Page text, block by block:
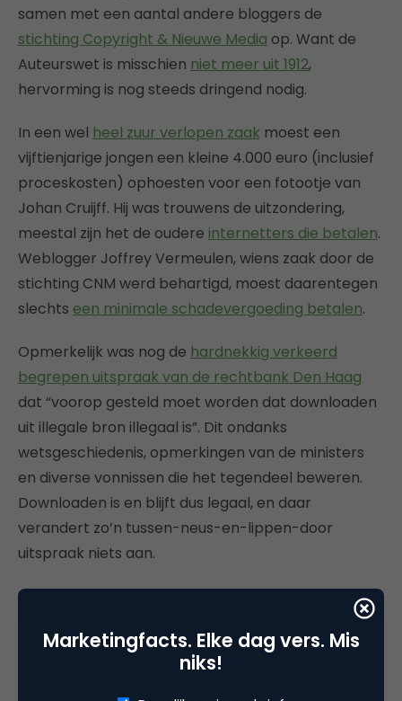
samen met een aantal andere bloggers de
stichting Copyright & Nieuwe Media op. Want de
Auteurswet is misschien niet meer uit 1912,
hervorming is nog steeds dringend nodig.
In een wel heel zuur verlopen zaak moest een
vijftienjarige jongen een kleine 4.000 euro (inclusief
proceskosten) ophoesten voor een fotootje van
Johan Cruijff. Hij was trouwens de uitzondering,
meestal zijn het de oudere internetters die betalen.
Weblogger Joffrey Vermeulen, wiens zaak door de
stichting CNM werd behartigd, moest daarentegen
slechts een minimale schadevergoeding betalen.
Opmerkelijk was nog de hardnekkig verkeerd
begrepen uitspraak van de rechtbank Den Haag
dat “voorop gesteld moet worden dat downloaden
uit illegale bron illegaal is”. Dit ondanks
wetsgeschiedenis, opmerkingen van de ministers
en diverse vonnissen die het tegendeel beweren.
Downloaden is en blijft dus legaal, en daar
verandert zo’n tussen-neus-en-lippen-door
uitspraak niets aan.
Tussen neus en lippen dingen opmerken kan
Raad besloot in de Endstra-zaakdat elke creatieve
uiting, ongeacht doel, medium of vorm daarvan,
auteursrechtelijk beschermd is. Ook kattebelletjes
Marketingfacts. Elke dag vers. Mis
niks!